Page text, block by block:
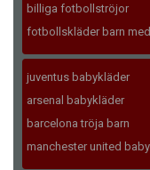
billiga fotbollströjor
fotbollskläder barn
juventus babykläder
arsenal babykläder
barcelona tröja barn
manchester united